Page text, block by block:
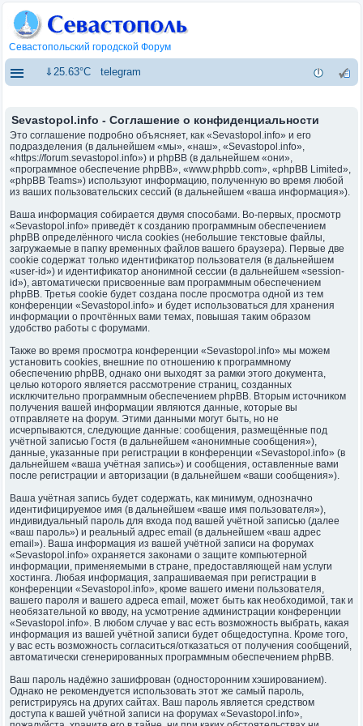
Севастопольский городской Форум
⇓25.63°C telegram
Sevastopol.info - Соглашение о конфиденциальности
Это соглашение подробно объясняет, как «Sevastopol.info» и его
подразделения (в дальнейшем «мы», «наш», «Sevastopol.info»,
«https://forum.sevastopol.info») и phpBB (в дальнейшем «они»,
«программное обеспечение phpBB», «www.phpbb.com», «phpBB Limited»,
«phpBB Teams») используют информацию, полученную во время любой
из ваших пользовательских сессий (в дальнейшем «ваша информация»).
Ваша информация собирается двумя способами. Во-первых, просмотр
«Sevastopol.info» приведёт к созданию программным обеспечением
phpBB определённого числа cookies (небольшие текстовые файлы,
загружаемые в папку временных файлов вашего браузера). Первые две
cookie содержат только идентификатор пользователя (в дальнейшем
«user-id») и идентификатор анонимной сессии (в дальнейшем «session-
id»), автоматически присвоенные вам программным обеспечением
phpBB. Третья cookie будет создана после просмотра одной из тем
конференции «Sevastopol.info» и будет использоваться для хранения
информации о прочтённых вами темах, повышая таким образом
удобство работы с форумами.
Также во время просмотра конференции «Sevastopol.info» мы можем
установить cookies, внешние по отношению к программному
обеспечению phpBB, однако они выходят за рамки этого документа,
целью которого является рассмотрение страниц, созданных
исключительно программным обеспечением phpBB. Вторым источником
получения вашей информации являются данные, которые вы
отправляете на форум. Этими данными могут быть, но не
исчерпываются, следующие данные: сообщения, размещённые под
учётной записью Гостя (в дальнейшем «анонимные сообщения»),
данные, указанные при регистрации в конференции «Sevastopol.info» (в
дальнейшем «ваша учётная запись») и сообщения, оставленные вами
после регистрации и авторизации (в дальнейшем «ваши сообщения»).
Ваша учётная запись будет содержать, как минимум, однозначно
идентифицируемое имя (в дальнейшем «ваше имя пользователя»),
индивидуальный пароль для входа под вашей учётной записью (далее
«ваш пароль») и реальный адрес email (в дальнейшем «ваш адрес
email»). Ваша информация из вашей учётной записи на форумах
«Sevastopol.info» охраняется законами о защите компьютерной
информации, применяемыми в стране, предоставляющей нам услуги
хостинга. Любая информация, запрашиваемая при регистрации в
конференции «Sevastopol.info», кроме вашего имени пользователя,
вашего пароля и вашего адреса email, может быть как необходимой, так и
необязательной ко вводу, на усмотрение администрации конференции
«Sevastopol.info». В любом случае у вас есть возможность выбрать, какая
информация из вашей учётной записи будет общедоступна. Кроме того,
у вас есть возможность согласиться/отказаться от получения сообщений,
автоматически сгенерированных программным обеспечением phpBB.
Ваш пароль надёжно зашифрован (односторонним хэшированием).
Однако не рекомендуется использовать этот же самый пароль,
регистрируясь на других сайтах. Ваш пароль является средством
доступа к вашей учётной записи на форумах «Sevastopol.info»,